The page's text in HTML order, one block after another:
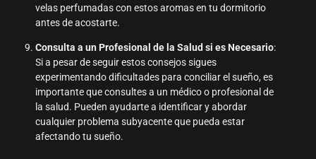
velas perfumadas con estos aromas en tu dormitorio
antes de acostarte.
Consulta a un Profesional de la Salud si es Necesario:
Si a pesar de seguir estos consejos sigues
experimentando dificultades para conciliar el sueño, es
importante que consultes a un médico o profesional de
la salud. Pueden ayudarte a identificar y abordar
cualquier problema subyacente que pueda estar
afectando tu sueño.